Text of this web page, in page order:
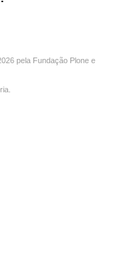
pela Fundação Plone e